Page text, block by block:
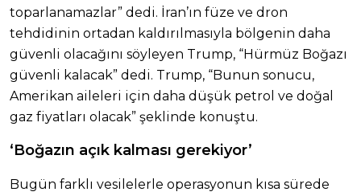
toparlanamazlar” dedi. İran’ın füze ve dron
tehdidinin ortadan kaldırılmasıyla bölgenin daha
güvenli olacağını söyleyen Trump, “Hürmüz Boğazı
güvenli kalacak” dedi. Trump, “Bunun sonucu,
Amerikan aileleri için daha düşük petrol ve doğal
gaz fiyatları olacak” şeklinde konuştu.
‘Boğazın açık kalması gerekiyor’
Bugün farklı vesilelerle operasyonun kısa sürede